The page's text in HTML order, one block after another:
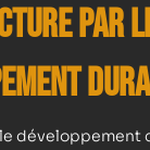
par
développement